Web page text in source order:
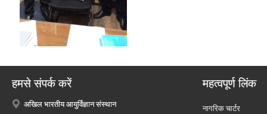
हमसे संपर्क करें
अखिल भारतीय आयुर्विज्ञान संस्थान
महत्वपूर्ण लिंक
नागरिक चार्टर